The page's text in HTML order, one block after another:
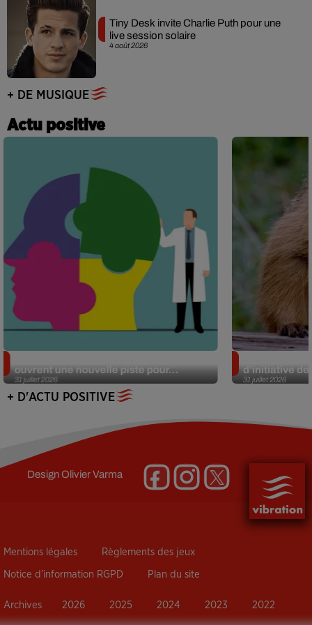
4 août 2026
Tiny Desk invite Charlie Puth pour une
live session solaire
+ DE MUSIQUE
Actu positive
31 juillet 2026
ouvrent une nouvelle piste pour...
31 juillet 2026
d’initiative
+ D'ACTU POSITIVE
DesignOlivier Varma
Mentions légales Règlements des jeux
Notice d’information RGPD Plan du site
Archives 2026 2025 2024 2023 2022